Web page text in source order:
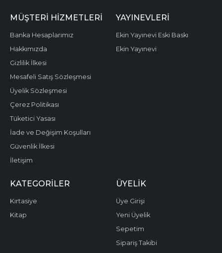
MÜŞTERI HIZMETLERI
Banka Hesaplarımız
Hakkımızda
Gizlilik İlkesi
Mesafeli Satış Sözleşmesi
Üyelik Sözleşmesi
Çerez Politikası
Tüketici Yasası
İade ve Değişim Koşulları
Güvenlik İlkesi
İletişim
YAYINEVLERI
Ekin Yayınevi Eski Baskı
Ekin Yayınevi
KATEGORILER
Kırtasiye
Kitap
ÜYELIK
Üye Girişi
Yeni Üyelik
Sepetim
Sipariş Takibi